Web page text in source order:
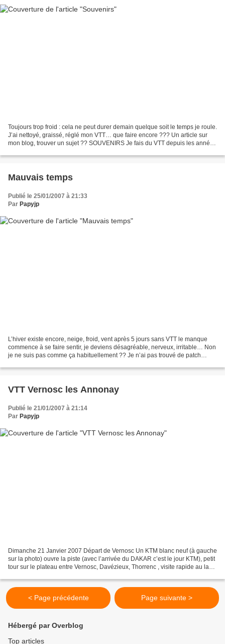
Toujours trop froid : cela ne peut durer demain quelque soit le temps je roule.
J’ai nettoyé, graissé, réglé mon VTT… que faire encore ??? Un article sur
mon blog, trouver un sujet ?? SOUVENIRS Je fais du VTT depuis les années
Mauvais temps
Publié le 25/01/2007 à 21:33
Par Papyjp
L’hiver existe encore, neige, froid, vent après 5 jours sans VTT le manque
commence à se faire sentir, je deviens désagréable, nerveux, irritable… Non
je ne suis pas comme ça habituellement ?? Je n’ai pas trouvé de patch
VTT Vernosc les Annonay
Publié le 21/01/2007 à 21:14
Par Papyjp
Dimanche 21 Janvier 2007 Départ de Vernosc Un KTM blanc neuf (à gauche
sur la photo) ouvre la piste (avec l’arrivée du DAKAR c’est le jour KTM), petit
tour sur le plateau entre Vernosc, Davézieux, Thorrenc , visite rapide au lac
< Page précédente Page suivante >
Hébergé par Overblog
Top articles